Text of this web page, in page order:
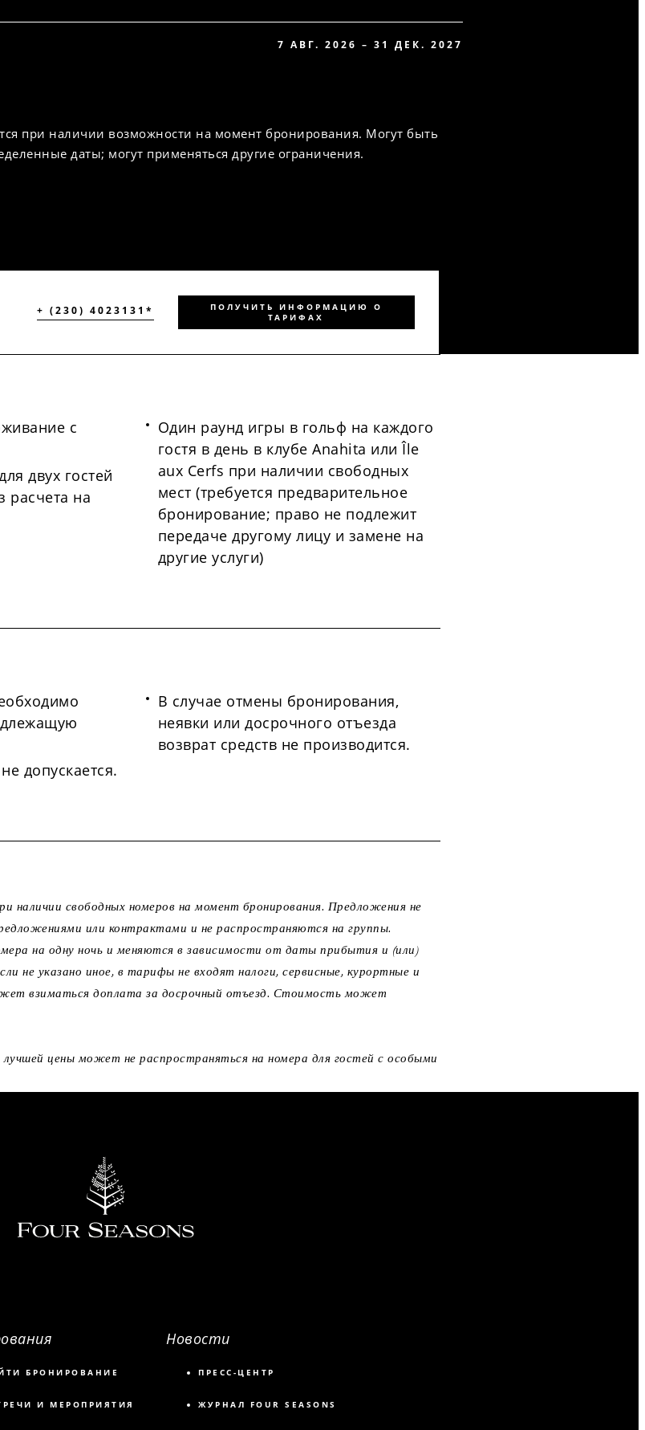
7 АВГ. 2026 – 31 ДЕК. 2027
при наличии возможности на момент бронирования. Могут быть
даты; могут применяться другие ограничения.
+ (230) 4023131*
ПОЛУЧИТЬ ИНФОРМАЦИЮ О
ТАРИФАХ
с
двух гостей
расчета на
Один раунд игры в гольф на каждого
гостя в день в клубе Anahita или Île
aux Cerfs при наличии свободных
мест (требуется предварительное
бронирование; право не подлежит
передаче другому лицу и замене на
другие услуги)
допускается.
В случае отмены бронирования,
неявки или досрочного отъезда
возврат средств не производится.
наличии свободных номеров на момент бронирования. Предложения не
или контрактами и не распространяются на группы.
на одну ночь и меняются в зависимости от даты прибытия и (или)
не указано иное, в тарифы не входят налоги, сервисные, курортные и
взиматься доплата за досрочный отъезд. Стоимость может
цены может не распространяться на номера для гостей с особыми
БРОНИРОВАНИЕ
И МЕРОПРИЯТИЯ
Новости
ПРЕСС-ЦЕНТР
ЖУРНАЛ FOUR SEASONS